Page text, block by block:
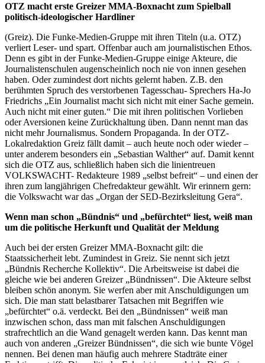
OTZ macht erste Greizer MMA-Boxnacht zum Spielball
politisch-ideologischer Hardliner
(Greiz). Die Funke-Medien-Gruppe mit ihren Titeln (u.a. OTZ)
verliert Leser- und spart. Offenbar auch am journalistischen Ethos.
Denn es gibt in der Funke-Medien-Gruppe einige Akteure, die
Journalistenschulen augenscheinlich noch nie von innen gesehen
haben. Oder zumindest dort nichts gelernt haben. Z.B. den
berühmten Spruch des verstorbenen Tagesschau- Sprechers Ha-Jo
Friedrichs „Ein Journalist macht sich nicht mit einer Sache gemein.
Auch nicht mit einer guten.“ Die mit ihren politischen Vorlieben
oder Aversionen keine Zurückhaltung üben. Dann nennt man das
nicht mehr Journalismus. Sondern Propaganda. In der OTZ-
Lokalredaktion Greiz fällt damit – auch heute noch oder wieder –
unter anderem besonders ein „Sebastian Walther“ auf. Damit kennt
sich die OTZ aus, schließlich haben sich die linientreuen
VOLKSWACHT- Redakteure 1989 „selbst befreit“ – und einen der
ihren zum langjährigen Chefredakteur gewählt. Wir erinnern gern:
die Volkswacht war das „Organ der SED-Bezirksleitung Gera“.
Wenn man schon „Bündnis“ und „befürchtet“ liest, weiß man
um die politische Herkunft und Qualität der Meldung
Auch bei der ersten Greizer MMA-Boxnacht gilt: die
Staatssicherheit lebt. Zumindest in Greiz. Sie nennt sich jetzt
„Bündnis Recherche Kollektiv“. Die Arbeitsweise ist dabei die
gleiche wie bei anderen Greizer „Bündnissen“. Die Akteure selbst
bleiben schön anonym. Sie werfen aber mit Anschuldigungen um
sich. Die man statt belastbarer Tatsachen mit Begriffen wie
„befürchtet“ o.ä. verdeckt. Bei den „Bündnissen“ weiß man
inzwischen schon, dass man mit falschen Anschuldigungen
strafrechtlich an die Wand genagelt werden kann. Das kennt man
auch von anderen „Greizer Bündnissen“, die sich wie bunte Vögel
nennen. Bei denen man häufig auch mehrere Stadträte einer